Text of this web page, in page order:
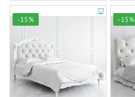
-15% -15%